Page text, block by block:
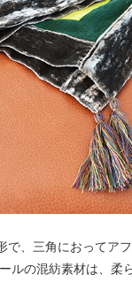
で、三角におってア
ルの混紡素材は、柔